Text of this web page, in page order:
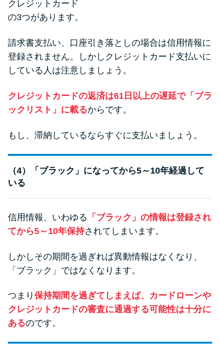
クレジットカード
の3つがあります。
請求書支払い、口座引き落としの場合は信用情報に
登録されません。しかしクレジットカード支払いに
している人は注意しましょう。
クレジットカードの返済は61日以上の遅延で「ブラ
ックリスト」に載るからです。
もし、滞納しているならすぐに支払いましょう。
（4）「ブラック」になってから5～10年経過して
いる
信用情報、いわゆる 「ブラック」の情報は登録され
てから5～10年保持されてしまいます。
しかしその期間を過ぎれば異動情報はなくなり、
「ブラック」ではなくなります。
つまり 保持期間を過ぎてしまえば、カードローンや
クレジットカードの審査に通過する可能性は十分に
あるのです。